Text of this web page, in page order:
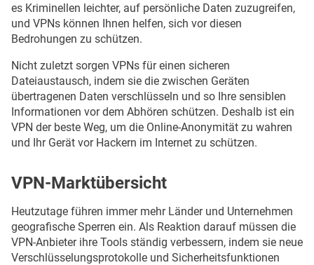
es Kriminellen leichter, auf persönliche Daten zuzugreifen,
und VPNs können Ihnen helfen, sich vor diesen
Bedrohungen zu schützen.
Nicht zuletzt sorgen VPNs für einen sicheren
Dateiaustausch, indem sie die zwischen Geräten
übertragenen Daten verschlüsseln und so Ihre sensiblen
Informationen vor dem Abhören schützen. Deshalb ist ein
VPN der beste Weg, um die Online-Anonymität zu wahren
und Ihr Gerät vor Hackern im Internet zu schützen.
VPN-Marktübersicht
Heutzutage führen immer mehr Länder und Unternehmen
geografische Sperren ein. Als Reaktion darauf müssen die
VPN-Anbieter ihre Tools ständig verbessern, indem sie neue
Verschlüsselungsprotokolle und Sicherheitsfunktionen